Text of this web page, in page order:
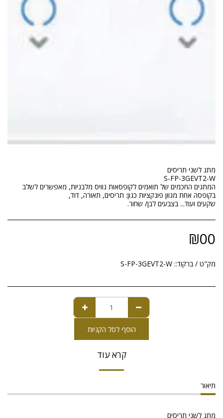
המתגים החכמים של תואמים לקופסאות גוויס מלבניות, מאפשרים לשלב
שקעים ועוד... בצבעים לבן/ שחור.
₪00
מק"ט / ברקוד:: S-FP-3GEVT2-W
הוסף לסל הקניות
קרא עוד
תיאור
מתג לשני תריסים